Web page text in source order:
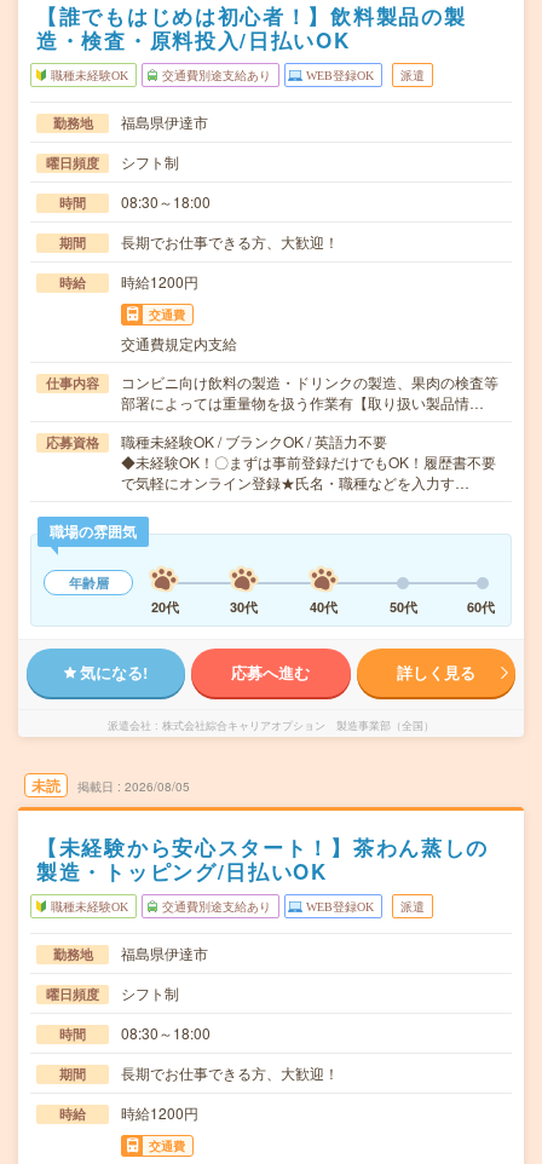
【誰でもはじめは初心者！】飲料製品の製
造・検査・原料投入/日払いOK
職種未経験OK 交通費別途支給あり WEB登録OK 派遣
勤務地 福島県伊達市
曜日頻度 シフト制
時間 08:30～18:00
期間 長期でお仕事できる方、大歓迎！
時給 時給1200円
交通費
交通費規定内支給
仕事内容
コンビニ向け飲料の製造・ドリンクの製造、果肉の検査等
部署によっては重量物を扱う作業有【取り扱い製品情…
応募資格
職種未経験OK / ブランクOK / 英語力不要
◆未経験OK！〇まずは事前登録だけでもOK！履歴書不要
で気軽にオンライン登録★氏名・職種などを入力す…
職場の雰囲気
年齢層
20代
30代 40代 50代 60代
気になる! 応募へ進む 詳しく見る
派遣会社 株式会社綜合キャリアオプション 製造事業部（全国）
未読 掲載日 2026/08/05
【未経験から安心スタート！】茶わん蒸しの
製造・トッピング/日払いOK
職種未経験OK 交通費別途支給あり WEB登録OK 派遣
勤務地 福島県伊達市
曜日頻度 シフト制
時間 08:30～18:00
期間 長期でお仕事できる方、大歓迎！
時給 時給1200円
交通費